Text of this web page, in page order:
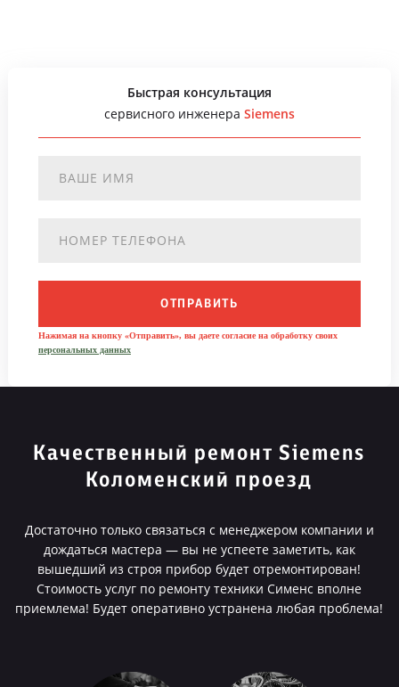
Быстрая консультация
сервисного инженера Siemens
ОТПРАВИТЬ
Нажимая на кнопку «Отправить», вы даете согласие на обработку своих
персональных данных
Качественный ремонт Siemens
Коломенский проезд
Достаточно только связаться с менеджером компании и
дождаться мастера — вы не успеете заметить, как
вышедший из строя прибор будет отремонтирован!
Стоимость услуг по ремонту техники Сименс вполне
приемлема! Будет оперативно устранена любая проблема!